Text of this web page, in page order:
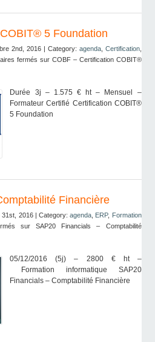
5 Foundation
2nd, 2016 | Category: agenda, Certification,
fermés sur COBF – Certification COBIT®
Durée 3j – 1.575 € ht – Mensuel –
Formateur Certifié Certification COBIT®
5 Foundation
Financière
31st, 2016 | Category:agenda ERP, Formation
sur SAP20 Financials – Comptabilité
05/12/2016 (5j) – 2800 € ht –
Formation informatique SAP20
Financials – Comptabilité Financière